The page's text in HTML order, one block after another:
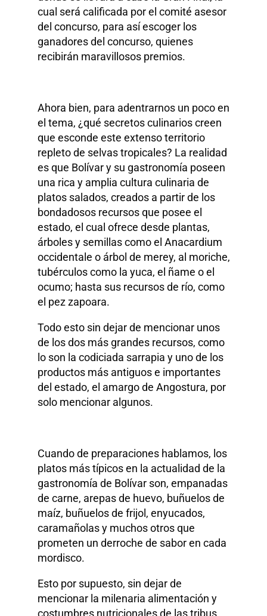
cual será calificada por el comité asesor
del concurso, para así escoger los
ganadores del concurso, quienes
recibirán maravillosos premios.
Ahora bien, para adentrarnos un poco en
el tema, ¿qué secretos culinarios creen
que esconde este extenso territorio
repleto de selvas tropicales? La realidad
es que Bolívar y su gastronomía poseen
una rica y amplia cultura culinaria de
platos salados, creados a partir de los
bondadosos recursos que posee el
estado, el cual ofrece desde plantas,
árboles y semillas como el Anacardium
occidentale o árbol de merey, al moriche,
tubérculos como la yuca, el ñame o el
ocumo; hasta sus recursos de río, como
el pez zapoara.
Todo esto sin dejar de mencionar unos
de los dos más grandes recursos, como
lo son la codiciada sarrapia y uno de los
productos más antiguos e importantes
del estado, el amargo de Angostura, por
solo mencionar algunos.
Cuando de preparaciones hablamos, los
platos más típicos en la actualidad de la
gastronomía de Bolívar son, empanadas
de carne, arepas de huevo, buñuelos de
maíz, buñuelos de frijol, enyucados,
caramañolas y muchos otros que
prometen un derroche de sabor en cada
mordisco.
Esto por supuesto, sin dejar de
mencionar la milenaria alimentación y
costumbres nutricionales de las tribus